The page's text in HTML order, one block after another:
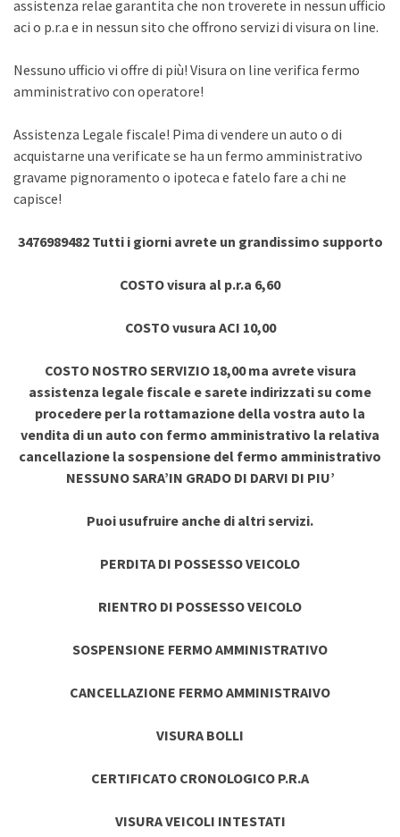
assistenza relae garantita che non troverete in nessun ufficio
aci o p.r.a e in nessun sito che offrono servizi di visura on line.
Nessuno ufficio vi offre di più! Visura on line verifica fermo
amministrativo con operatore!
Assistenza Legale fiscale! Pima di vendere un auto o di
acquistarne una verificate se ha un fermo amministrativo
gravame pignoramento o ipoteca e fatelo fare a chi ne
capisce!
3476989482 Tutti i giorni avrete un grandissimo supporto
COSTO visura al p.r.a 6,60
COSTO vusura ACI 10,00
COSTO NOSTRO SERVIZIO 18,00 ma avrete visura
assistenza legale fiscale e sarete indirizzati su come
procedere per la rottamazione della vostra auto la
vendita di un auto con fermo amministrativo la relativa
cancellazione la sospensione del fermo amministrativo
NESSUNO SARA’IN GRADO DI DARVI DI PIU’
Puoi usufruire anche di altri servizi.
PERDITA DI POSSESSO VEICOLO
RIENTRO DI POSSESSO VEICOLO
SOSPENSIONE FERMO AMMINISTRATIVO
CANCELLAZIONE FERMO AMMINISTRAIVO
VISURA BOLLI
CERTIFICATO CRONOLOGICO P.R.A
VISURA VEICOLI INTESTATI